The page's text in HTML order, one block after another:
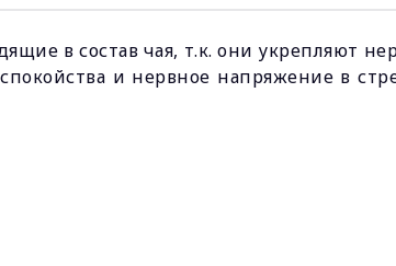
в состав чая, т.к. они укрепляют
и нервное напряжение в